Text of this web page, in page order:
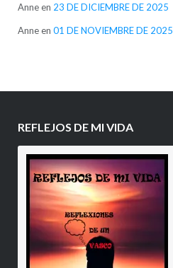
Anneen 23 DE DICIEMBRE DE 2025
Anneen 01 DE NOVIEMBRE DE 2025
REFLEJOS DE MI VIDA